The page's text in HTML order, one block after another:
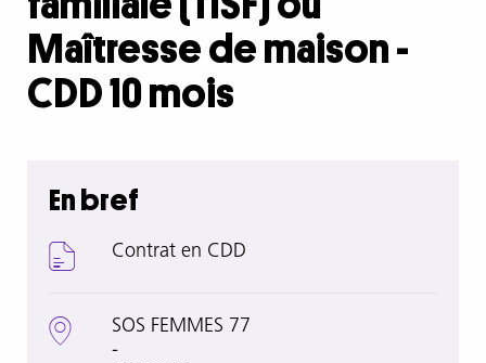
Maîtresse de maison -
CDD 10 mois
En bref
Contrat en CDD
SOS FEMMES 77
-